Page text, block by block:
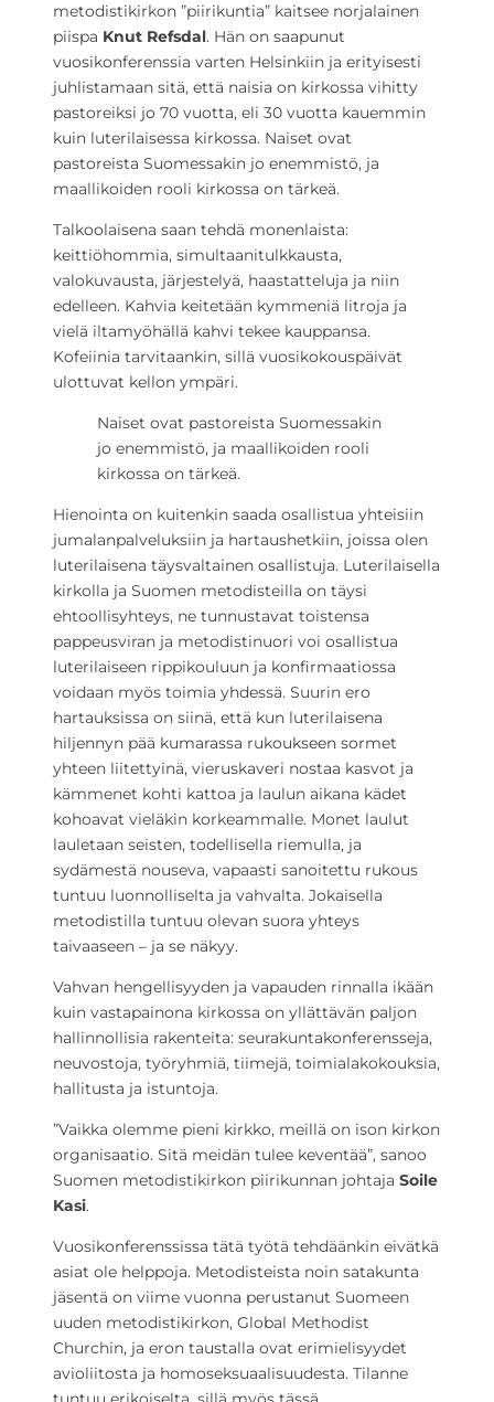
metodistikirkon ”piirikuntia” kaitsee norjalainen
piispa Knut Refsdal. Hän on saapunut
vuosikonferenssia varten Helsinkiin ja erityisesti
juhlistamaan sitä, että naisia on kirkossa vihitty
pastoreiksi jo 70 vuotta, eli 30 vuotta kauemmin
kuin luterilaisessa kirkossa. Naiset ovat
pastoreista Suomessakin jo enemmistö, ja
maallikoiden rooli kirkossa on tärkeä.
Talkoolaisena saan tehdä monenlaista:
keittiöhommia, simultaanitulkkausta,
valokuvausta, järjestelyä, haastatteluja ja niin
edelleen. Kahvia keitetään kymmeniä litroja ja
vielä iltamyöhällä kahvi tekee kauppansa.
Kofeiinia tarvitaankin, sillä vuosikokouspäivät
ulottuvat kellon ympäri.
Naiset ovat pastoreista Suomessakin
jo enemmistö, ja maallikoiden rooli
kirkossa on tärkeä.
Hienointa on kuitenkin saada osallistua yhteisiin
jumalanpalveluksiin ja hartaushetkiin, joissa olen
luterilaisena täysvaltainen osallistuja. Luterilaisella
kirkolla ja Suomen metodisteilla on täysi
ehtoollisyhteys, ne tunnustavat toistensa
pappeusviran ja metodistinuori voi osallistua
luterilaiseen rippikouluun ja konfirmaatiossa
voidaan myös toimia yhdessä. Suurin ero
hartauksissa on siinä, että kun luterilaisena
hiljennyn pää kumarassa rukoukseen sormet
yhteen liitettyinä, vieruskaveri nostaa kasvot ja
kämmenet kohti kattoa ja laulun aikana kädet
kohoavat vieläkin korkeammalle. Monet laulut
lauletaan seisten, todellisella riemulla, ja
sydämestä nouseva, vapaasti sanoitettu rukous
tuntuu luonnolliselta ja vahvalta. Jokaisella
metodistilla tuntuu olevan suora yhteys
taivaaseen – ja se näkyy.
Vahvan hengellisyyden ja vapauden rinnalla ikään
kuin vastapainona kirkossa on yllättävän paljon
hallinnollisia rakenteita: seurakuntakonferensseja,
neuvostoja, työryhmiä, tiimejä, toimialakokouksia,
hallitusta ja istuntoja.
”Vaikka olemme pieni kirkko, meillä on ison kirkon
organisaatio. Sitä meidän tulee keventää”, sanoo
Suomen metodistikirkon piirikunnan johtaja Soile
Kasi.
Vuosikonferenssissa tätä työtä tehdäänkin eivätkä
asiat ole helppoja. Metodisteista noin satakunta
jäsentä on viime vuonna perustanut Suomeen
uuden metodistikirkon, Global Methodist
Churchin, ja eron taustalla ovat erimielisyydet
avioliitosta ja homoseksuaalisuudesta. Tilanne